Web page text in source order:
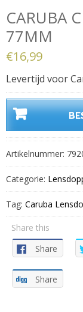
CARUBA
77MM
€16,99
Levertijd voor
Artikelnummer:
Categorie:
Tag: Caruba
Share this
Share
Share